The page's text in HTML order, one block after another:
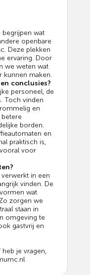
wat
openbare
Deze plekken
ervaring. Door
we weten wat
kunnen maken.
conclusies?
personeel, de
Toch vinden
en
borden.
en
praktisch is,
voor
in een
vinden. De
wat
zorgen we
staan in
omgeving te
gastvrij en
je vragen,